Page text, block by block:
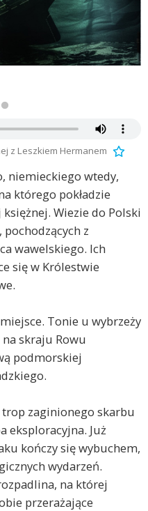
z Leszkiem Hermanem
niemieckiego wtedy,
którego pokładzie
księżnej. Wiezie do Polski
z
wawelskiego. Ich
się w Królestwie
Tonie u wybrzeży
skraju Rowu
podmorskiej
zaginionego skarbu
eksploracyjna. Już
kończy się wybuchem,
wydarzeń.
na której
przerażające